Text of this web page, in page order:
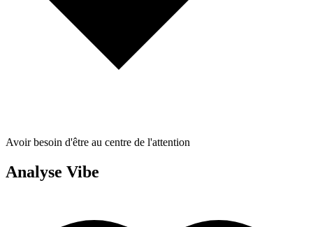
Avoir besoin d'être au centre de l'attention
Analyse Vibe